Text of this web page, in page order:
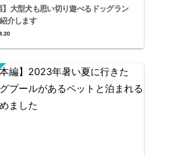
】大型犬も思い切り遊べるドッグラン
介します